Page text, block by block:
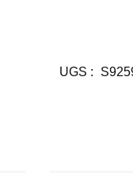
UGS :